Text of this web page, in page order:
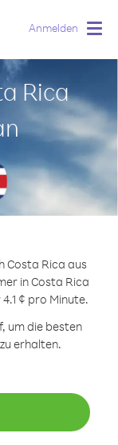
Anmelden
Rica
Costa Rica aus
in Costa Rica
¢ pro Minute.
um die besten
erhalten.